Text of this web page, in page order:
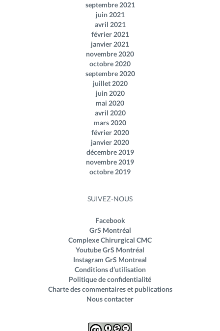
septembre 2021
juin 2021
avril 2021
février 2021
janvier 2021
novembre 2020
octobre 2020
septembre 2020
juillet 2020
juin 2020
mai 2020
avril 2020
mars 2020
février 2020
janvier 2020
décembre 2019
novembre 2019
octobre 2019
SUIVEZ-NOUS
Facebook
GrS Montréal
Complexe Chirurgical CMC
Youtube GrS Montréal
Instagram GrS Montreal
Conditions d’utilisation
Politique de confidentialité
Charte des commentaires et publications
Nous contacter